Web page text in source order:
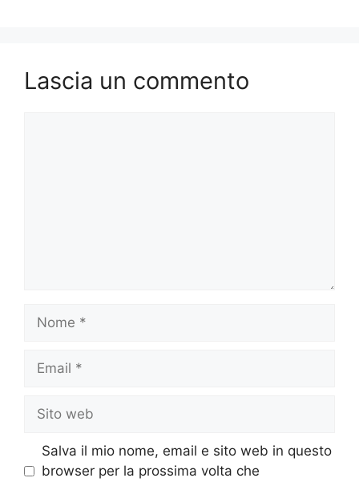
Lascia un commento
Nome
Email
Sito
web
Salva il mio nome, email e sito web in questo
browser per la prossima volta che